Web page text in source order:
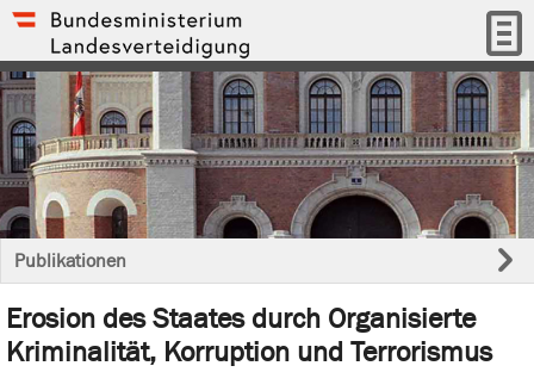
Publikationen
Erosion des Staates durch Organisierte
Kriminalität, Korruption und Terrorismus